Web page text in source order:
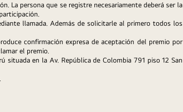
La persona que se registre necesariamente deberá ser la
llamada. Además de solicitarle al primero todos los
confirmación expresa de aceptación del premio por
el premio.
situada en la Av. República de Colombia 791 piso 12 San